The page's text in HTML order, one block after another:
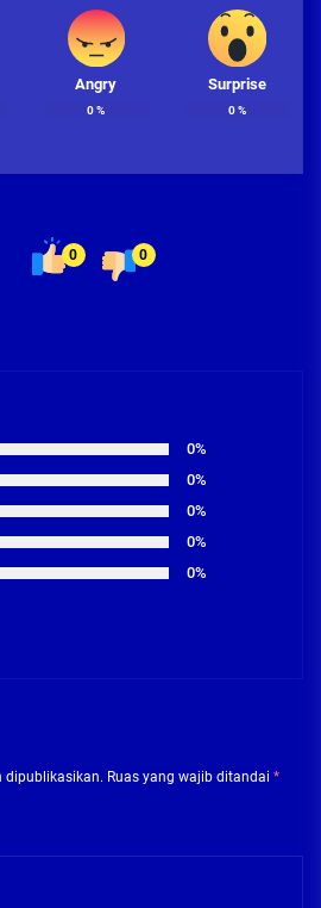
Angry
0%
Surprise
0%
0 0
0%
0%
0%
0%
0%
dipublikasikan. Ruas yang wajib ditandai *